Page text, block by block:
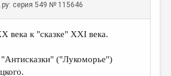
серия 549 № 115646
века к "сказке" XXI века.
("Лукоморье")